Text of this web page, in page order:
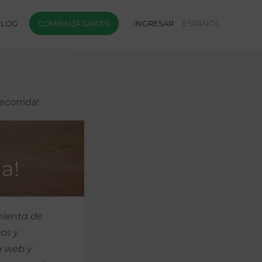
COMIENZA GRATIS INGRESAR ESPAÑOL
de
y
web y